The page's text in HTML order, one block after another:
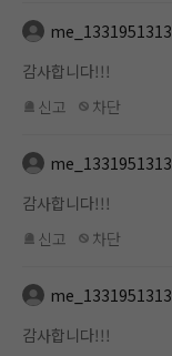
me_1331951313
감사합니다!!!
신고
차단
me_1331951313
감사합니다!!!
신고
차단
me_1331951313
감사합니다!!!